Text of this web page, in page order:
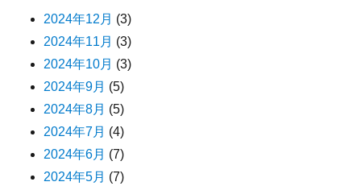
2024年12月 (3)
2024年11月 (3)
2024年10月 (3)
2024年9月 (5)
2024年8月 (5)
2024年7月 (4)
2024年6月 (7)
2024年5月 (7)